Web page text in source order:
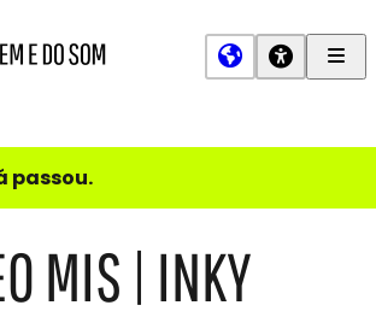
passou.
MIS | INKY